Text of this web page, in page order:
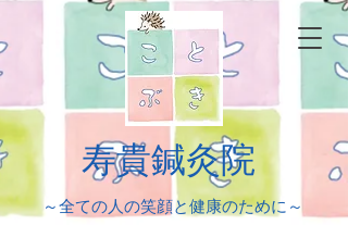
​寿貴鍼灸院
​～全ての人の笑顔と健康のために～